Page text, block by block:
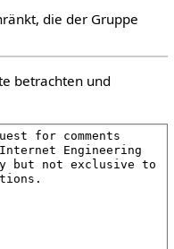
die der Gruppe
betrachten und